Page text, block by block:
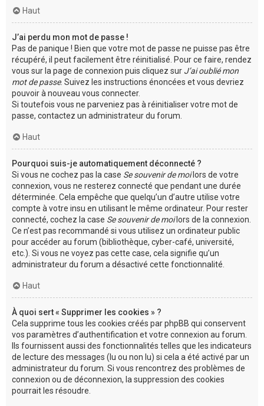
Haut
J’ai perdu mon mot de passe !
Pas de panique ! Bien que votre mot de passe ne puisse pas être
récupéré, il peut facilement être réinitialisé. Pour ce faire, rendez
vous sur la page de connexion puis cliquez sur J’ai oublié mon
mot de passe. Suivez les instructions énoncées et vous devriez
pouvoir à nouveau vous connecter.
Si toutefois vous ne parveniez pas à réinitialiser votre mot de
passe, contactez un administrateur du forum.
Haut
Pourquoi suis-je automatiquement déconnecté ?
Si vous ne cochez pas la case Se souvenir de moilors de votre
connexion, vous ne resterez connecté que pendant une durée
déterminée. Cela empêche que quelqu’un d’autre utilise votre
compte à votre insu en utilisant le même ordinateur. Pour rester
connecté, cochez la case Se souvenir de moilors de la connexion.
Ce n’est pas recommandé si vous utilisez un ordinateur public
pour accéder au forum (bibliothèque, cyber-café, université,
etc.). Si vous ne voyez pas cette case, cela signifie qu’un
administrateur du forum a désactivé cette fonctionnalité.
Haut
À quoi sert « Supprimer les cookies » ?
Cela supprime tous les cookies créés par phpBB qui conservent
vos paramètres d’authentification et votre connexion au forum.
Ils fournissent aussi des fonctionnalités telles que les indicateurs
de lecture des messages (lu ou non lu) si cela a été activé par un
administrateur du forum. Si vous rencontrez des problèmes de
connexion ou de déconnexion, la suppression des cookies
pourrait les résoudre.